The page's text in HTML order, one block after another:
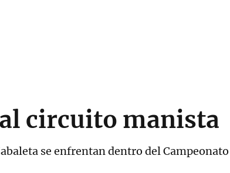
circuito manista
se enfrentan dentro del Campeonato